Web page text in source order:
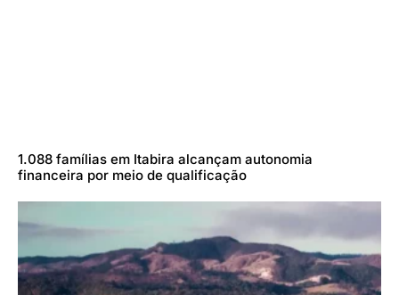
1.088 famílias em Itabira alcançam autonomia
financeira por meio de qualificação